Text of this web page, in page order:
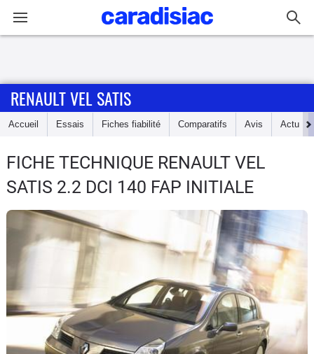
Accueil
Essais
Guide
d'achat
Electriques
Utilitaires
Auto
RENAULT VEL SATIS
Accueil Essais Fiches fiabilité Comparatifs Avis Actu
FICHE TECHNIQUE RENAULT VEL
SATIS 2.2 DCI 140 FAP INITIALE